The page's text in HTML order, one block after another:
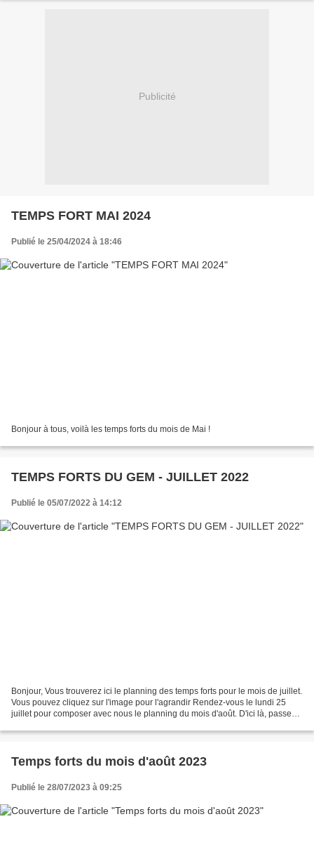
Publicité
TEMPS FORT MAI 2024
Publié le 25/04/2024 à 18:46
Bonjour à tous, voilà les temps forts du mois de Mai !
TEMPS FORTS DU GEM - JUILLET 2022
Publié le 05/07/2022 à 14:12
Bonjour, Vous trouverez ici le planning des temps forts pour le mois de juillet.
Vous pouvez cliquez sur l'image pour l'agrandir Rendez-vous le lundi 25
juillet pour composer avec nous le planning du mois d'août. D'ici là, passez
Temps forts du mois d'août 2023
Publié le 28/07/2023 à 09:25